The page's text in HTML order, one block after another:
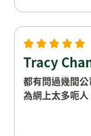
Tracy
都有問過幾間
為網上太多呃